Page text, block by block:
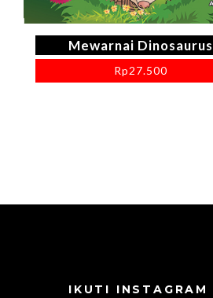
Mewarnai Dinosaurus
Rp27.500
IKUTI INSTAGRAM